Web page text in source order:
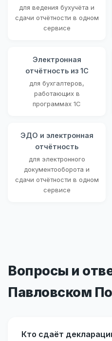
для ведения бухучёта и
сдачи отчётности в одном
сервисе
Электронная
отчётность из 1С
для бухгалтеров,
работающих в
программах 1С
ЭДО и электронная
отчётность
для электронного
документооборота и
сдачи отчётности в одном
сервисе
Вопросы и
Павловском
Кто сдаёт